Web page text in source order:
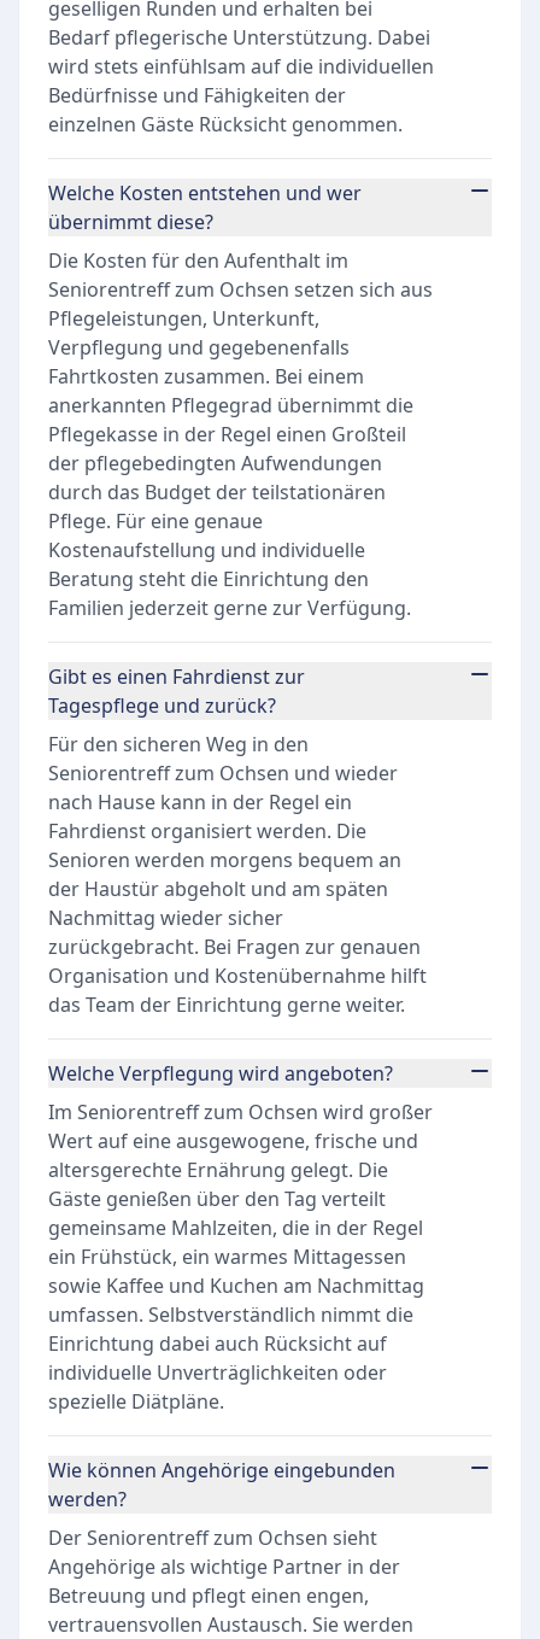
geselligen Runden und erhalten bei
Bedarf pflegerische Unterstützung. Dabei
wird stets einfühlsam auf die individuellen
Bedürfnisse und Fähigkeiten der
einzelnen Gäste Rücksicht genommen.
Welche Kosten entstehen und wer
übernimmt diese?
Die Kosten für den Aufenthalt im
Seniorentreff zum Ochsen setzen sich aus
Pflegeleistungen, Unterkunft,
Verpflegung und gegebenenfalls
Fahrtkosten zusammen. Bei einem
anerkannten Pflegegrad übernimmt die
Pflegekasse in der Regel einen Großteil
der pflegebedingten Aufwendungen
durch das Budget der teilstationären
Pflege. Für eine genaue
Kostenaufstellung und individuelle
Beratung steht die Einrichtung den
Familien jederzeit gerne zur Verfügung.
Gibt es einen Fahrdienst zur
Tagespflege und zurück?
Für den sicheren Weg in den
Seniorentreff zum Ochsen und wieder
nach Hause kann in der Regel ein
Fahrdienst organisiert werden. Die
Senioren werden morgens bequem an
der Haustür abgeholt und am späten
Nachmittag wieder sicher
zurückgebracht. Bei Fragen zur genauen
Organisation und Kostenübernahme hilft
das Team der Einrichtung gerne weiter.
Welche Verpflegung wird angeboten?
Im Seniorentreff zum Ochsen wird großer
Wert auf eine ausgewogene, frische und
altersgerechte Ernährung gelegt. Die
Gäste genießen über den Tag verteilt
gemeinsame Mahlzeiten, die in der Regel
ein Frühstück, ein warmes Mittagessen
sowie Kaffee und Kuchen am Nachmittag
umfassen. Selbstverständlich nimmt die
Einrichtung dabei auch Rücksicht auf
individuelle Unverträglichkeiten oder
spezielle Diätpläne.
Wie können Angehörige eingebunden
werden?
Der Seniorentreff zum Ochsen sieht
Angehörige als wichtige Partner in der
Betreuung und pflegt einen engen,
vertrauensvollen Austausch. Sie werden